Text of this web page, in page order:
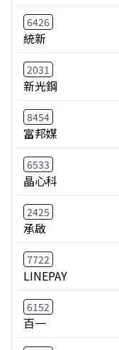
6426
統新
2031
新光鋼
8454
富邦媒
6533
晶心科
2425
承啟
7722
LINEPAY
6152
百一